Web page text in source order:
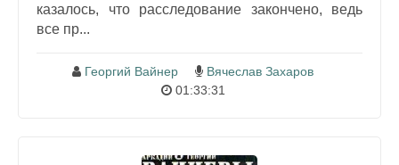
казалось, что расследование закончено, ведь
все пр...
Георгий Вайнер
Вячеслав Захаров
01:33:31